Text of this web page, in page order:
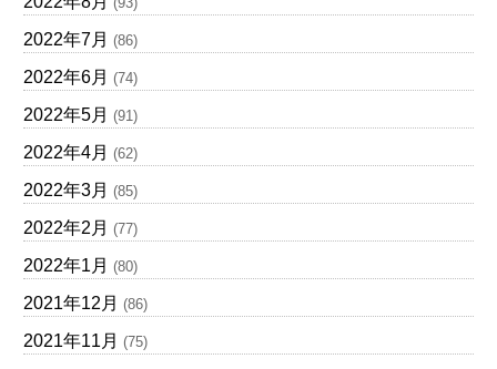
2022年7月 (86)
2022年6月 (74)
2022年5月 (91)
2022年4月 (62)
2022年3月 (85)
2022年2月 (77)
2022年1月 (80)
2021年12月 (86)
2021年11月 (75)